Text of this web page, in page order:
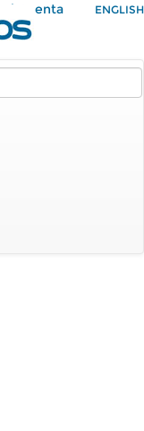
Mi Cuenta ENGLISH